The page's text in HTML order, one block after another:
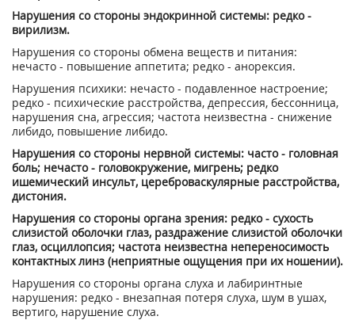
Нарушения со стороны эндокринной системы: редко -
вирилизм.
Нарушения со стороны обмена веществ и питания:
нечасто - повышение аппетита; редко - анорексия.
Нарушения психики: нечасто - подавленное настроение;
редко - психические расстройства, депрессия, бессонница,
нарушения сна, агрессия; частота неизвестна - снижение
либидо, повышение либидо.
Нарушения со стороны нервной системы: часто - головная
боль; нечасто - головокружение, мигрень; редко
ишемический инсульт, цереброваскулярные расстройства,
дистония.
Нарушения со стороны органа зрения: редко - сухость
слизистой оболочки глаз, раздражение слизистой оболочки
глаз, осциллопсия; частота неизвестна непереносимость
контактных линз (неприятные ощущения при их ношении).
Нарушения со стороны органа слуха и лабиринтные
нарушения: редко - внезапная потеря слуха, шум в ушах,
вертиго, нарушение слуха.